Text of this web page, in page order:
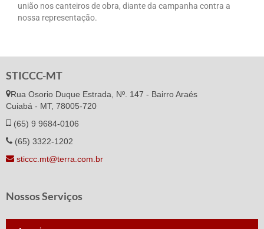
união nos canteiros de obra, diante da campanha contra a
nossa representação.
STICCC-MT
Rua Osorio Duque Estrada, Nº. 147 - Bairro Araés
Cuiabá - MT, 78005-720
(65) 9 9684-0106
(65) 3322-1202
sticcc.mt@terra.com.br
Nossos Serviços